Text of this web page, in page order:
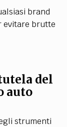
brand
evitare brutte
del
auto
strumenti